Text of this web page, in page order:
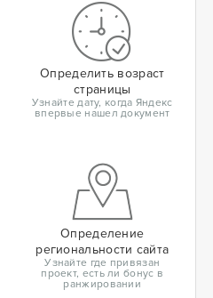
Определить возраст
страницы
Узнайте дату, когда Яндекс
впервые нашел документ
Определение
региональности сайта
Узнайте где привязан
проект, есть ли бонус в
ранжировании